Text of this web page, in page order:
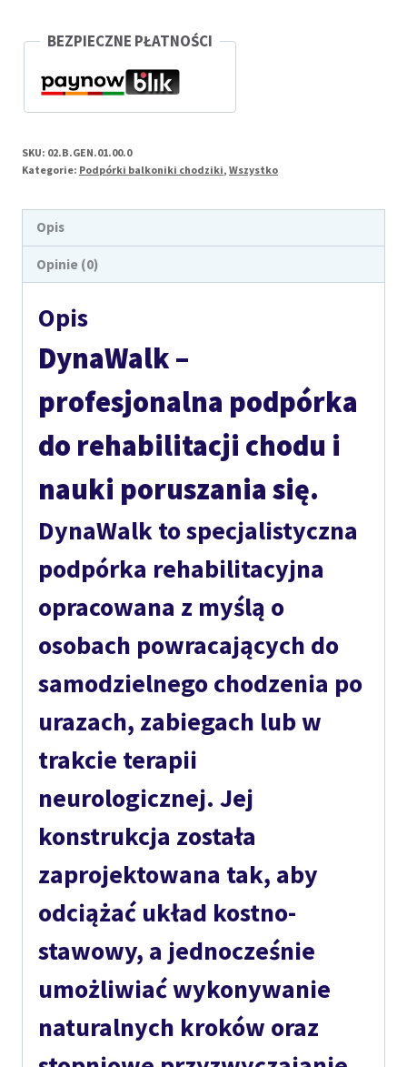
BEZPIECZNE PŁATNOŚCI
SKU: 02.B.GEN.01.00.0
Kategorie: Podpórki balkoniki chodziki, Wszystko
Opis
Opinie (0)
Opis
DynaWalk –
profesjonalna podpórka
do rehabilitacji chodu i
nauki poruszania się.
DynaWalkto specjalistyczna
podpórka rehabilitacyjna
opracowana z myślą o
osobach powracających do
samodzielnego chodzenia po
urazach, zabiegach lub w
trakcie terapii
neurologicznej. Jej
konstrukcja została
zaprojektowana tak, aby
odciążać układ kostno-
stawowy, a jednocześnie
umożliwiać wykonywanie
naturalnych kroków oraz